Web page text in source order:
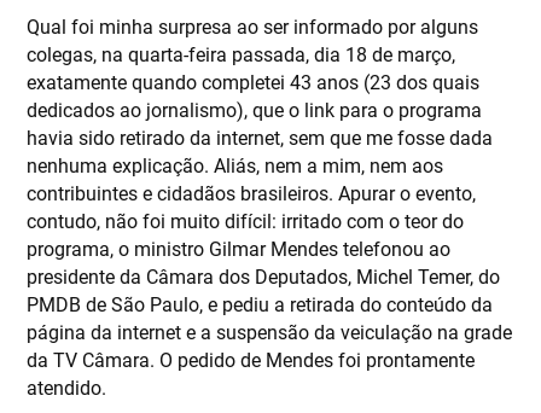
Qual foi minha surpresa ao ser informado por alguns
colegas, na quarta-feira passada, dia 18 de março,
exatamente quando completei 43 anos (23 dos quais
dedicados ao jornalismo), que o link para o programa
havia sido retirado da internet, sem que me fosse dada
nenhuma explicação. Aliás, nem a mim, nem aos
contribuintes e cidadãos brasileiros. Apurar o evento,
contudo, não foi muito difícil: irritado com o teor do
programa, o ministro Gilmar Mendes telefonou ao
presidente da Câmara dos Deputados, Michel Temer, do
PMDB de São Paulo, e pediu a retirada do conteúdo da
página da internet e a suspensão da veiculação na grade
da TV Câmara. O pedido de Mendes foi prontamente
atendido.